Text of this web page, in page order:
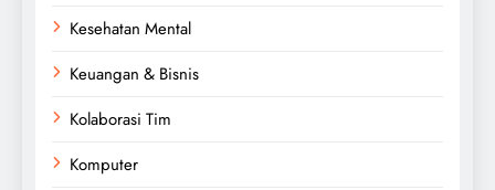
Kesehatan Mental
Keuangan & Bisnis
Kolaborasi Tim
Komputer